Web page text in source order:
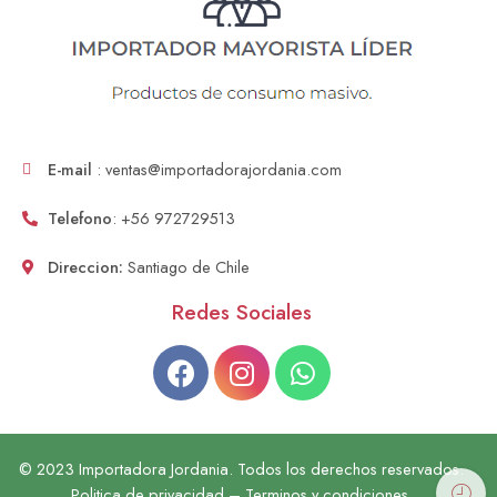
E-mail : ventas@importadorajordania.com
Telefono: +56 972729513
Direccion: Santiago de Chile
Redes Sociales
© 2023 Importadora Jordania. Todos los derechos reservados.